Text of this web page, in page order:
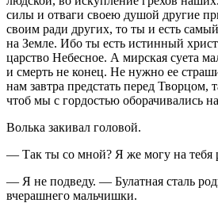
силы и отваги своею душой другие
своим ради других, то ты и есть
на Земле. Ибо ты есть истинный
царство Небесное. А мирская суета
и смерть не конец. Не нужно ее
нам завтра предстать перед Творцом,
чтоб мы с гордостью оборачивались
Волька закивал головой.
— Так ты со мной? Я же могу на тебя
— Я не подведу. — Булатная сталь
вчерашнего мальчишки.